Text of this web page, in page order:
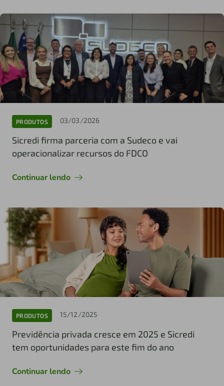
PRODUTOS 03/03/2026
Sicredi firma parceria com a Sudeco e vai
operacionalizar recursos do FDCO
Continuar lendo
PRODUTOS 15/12/2025
Previdência privada cresce em 2025 e Sicredi
tem oportunidades para este fim do ano
Continuar lendo